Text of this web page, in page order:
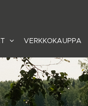
VERKKOKAUPPA